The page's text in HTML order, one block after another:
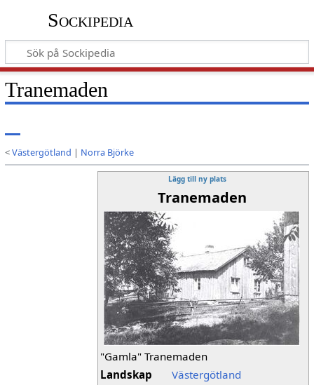
Sockipedia
Tranemaden
<Västergötland | Norra Björke
Lägg till ny plats
Tranemaden
"Gamla" Tranemaden
Landskap
Västergötland